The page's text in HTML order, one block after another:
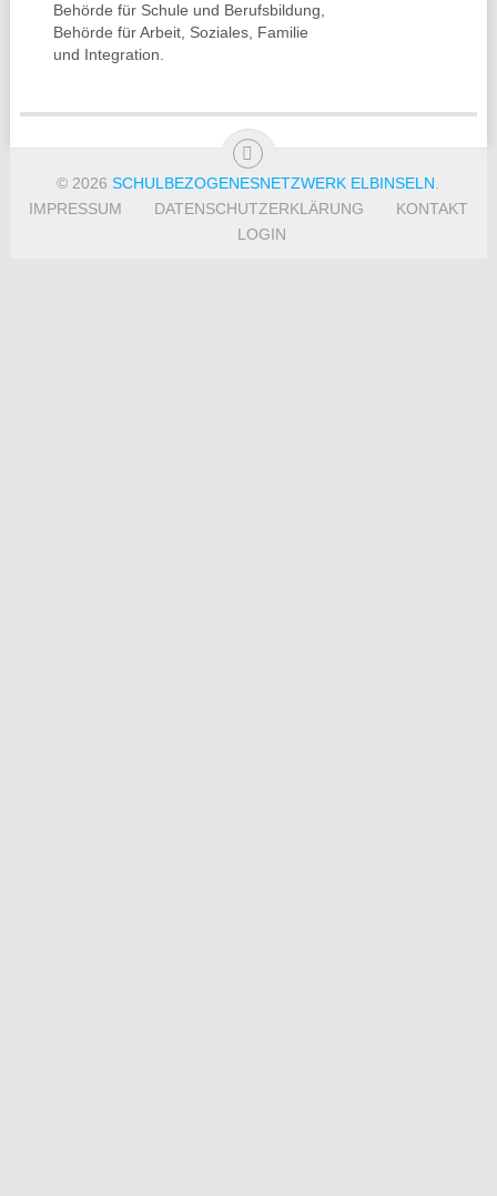
Behörde für Schule und Berufsbildung,
Behörde für Arbeit, Soziales, Familie
und Integration.
© 2026SCHULBEZOGENESNETZWERK ELBINSELN
IMPRESSUM
DATENSCHUTZERKLÄRUNG
KONTAKT
LOGIN